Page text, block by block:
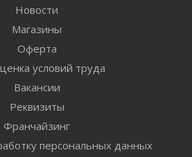
Новости
Магазины
Оферта
условий труда
Вакансии
Реквизиты
Франчайзинг
персональных данных